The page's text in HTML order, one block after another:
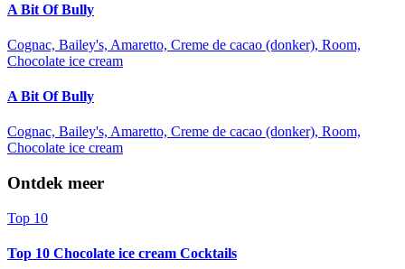
A Bit Of Bully
Cognac, Bailey's, Amaretto, Creme de cacao (donker), Room,
Chocolate ice cream
A Bit Of Bully
Cognac, Bailey's, Amaretto, Creme de cacao (donker), Room,
Chocolate ice cream
Ontdek meer
Top 10
Top 10 Chocolate ice cream Cocktails